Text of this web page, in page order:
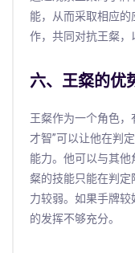
能，从而采取相应
作，共同对抗王粲，
六、王粲的优
王粲作为一个角色
才智”可以让他在判
能力。他可以与其
粲的技能只能在判
力较弱。如果手牌
的发挥不够充分。